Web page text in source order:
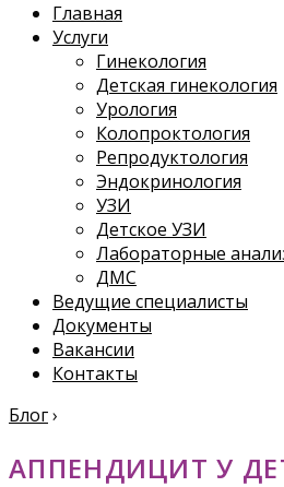
Главная
Услуги
Гинекология
Детская гинекология
Урология
Колопроктология
Репродуктология
Эндокринология
УЗИ
Детское УЗИ
Лабораторные
ДМС
Ведущие специалисты
Документы
Вакансии
Контакты
Блог›
АППЕНДИЦИТ У